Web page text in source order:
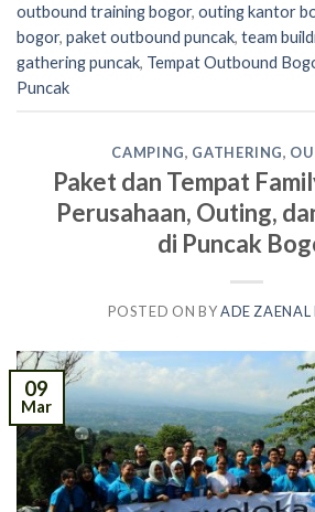
outbound training bogor, outing kantor
bogor, paket outbound puncak, team
gathering puncak, Tempat Outbound
Puncak
CAMPING, GATHERING,
Paket dan Tempat
Perusahaan, Outing,
di Puncak
POSTED ON BYADE
09
Mar